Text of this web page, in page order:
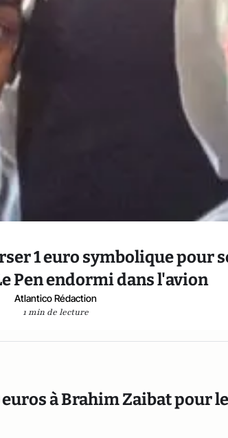
1 euro symbolique pour
Pen endormi dans l'avion
Atlantico Rédaction
1 min de lecture
à Brahim Zaibat pour